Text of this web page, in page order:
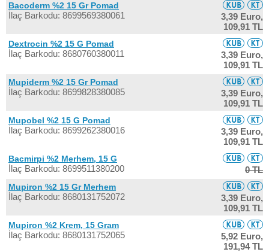
Bacoderm %2 15 Gr Pomad
İlaç Barkodu: 8699569380061
3,39 Euro,
109,91 TL
Dextrocin %2 15 G Pomad
İlaç Barkodu: 8680760380011
3,39 Euro,
109,91 TL
Mupiderm %2 15 Gr Pomad
İlaç Barkodu: 8699828380085
3,39 Euro,
109,91 TL
Mupobel %2 15 G Pomad
İlaç Barkodu: 8699262380016
3,39 Euro,
109,91 TL
Bacmirpi %2 Merhem, 15 G
İlaç Barkodu: 8699511380200 0 TL
Mupiron %2 15 Gr Merhem
İlaç Barkodu: 8680131752072
3,39 Euro,
109,91 TL
Mupiron %2 Krem, 15 Gram
İlaç Barkodu: 8680131752065
5,92 Euro,
191,94 TL